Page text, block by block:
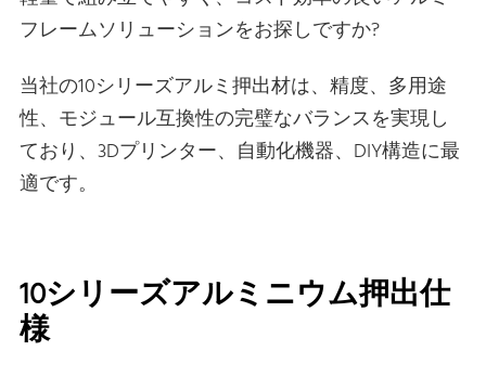
フレームソリューションをお探しですか?
当社の10シリーズアルミ押出材は、精度、多用途
性、モジュール互換性の完璧なバランスを実現し
ており、3Dプリンター、自動化機器、DIY構造に最
適です。
10シリーズアルミニウム押出仕
様